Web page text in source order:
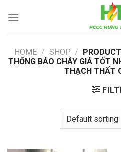
HOME / SHOP /
THỐNG BÁO CHÁY GIÁ TỐT
THẠCH THẤT